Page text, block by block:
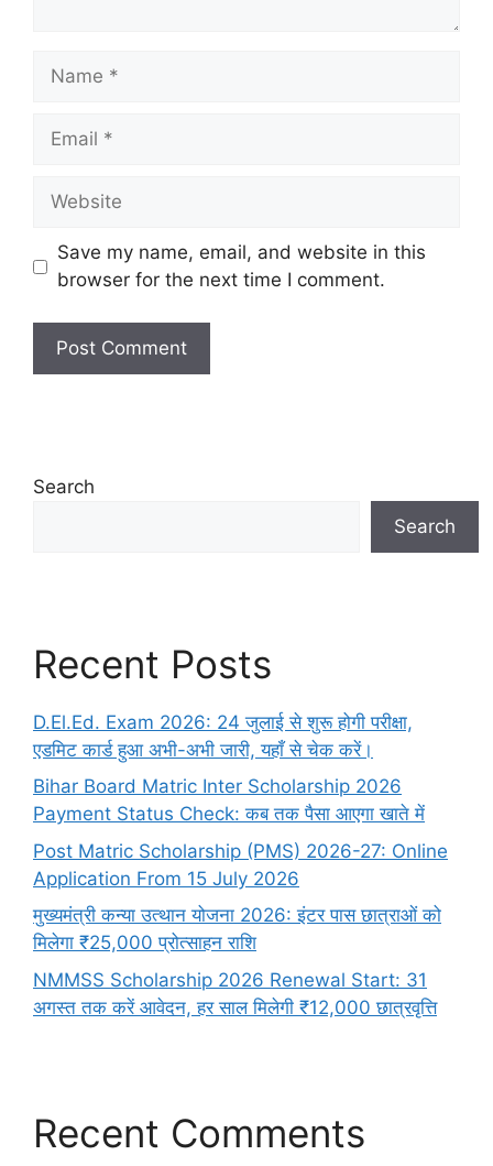
Name
Email
Website
Save my name, email, and website in this
browser for the next time I comment.
Search
Search
Recent Posts
D.El.Ed. Exam 2026: 24 जुलाई से शुरू होगी परीक्षा,
एडमिट कार्ड हुआ अभी-अभी जारी, यहाँ से चेक करें।
Bihar Board Matric Inter Scholarship 2026
Payment Status Check: कब तक पैसा आएगा खाते में
Post Matric Scholarship (PMS) 2026-27: Online
Application From 15 July 2026
मुख्यमंत्री कन्या उत्थान योजना 2026: इंटर पास छात्राओं को
मिलेगा ₹25,000 प्रोत्साहन राशि
NMMSS Scholarship 2026 Renewal Start: 31
अगस्त तक करें आवेदन, हर साल मिलेगी ₹12,000 छात्रवृत्ति
Recent Comments